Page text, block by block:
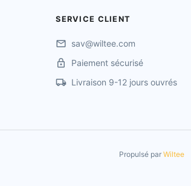
SERVICE CLIENT
sav@wiltee.com
Paiement sécurisé
Livraison 9-12 jours ouvrés
Propulsé par Wiltee